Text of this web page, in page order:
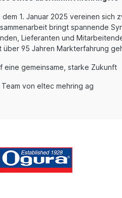
dem 1. Januar 2025 vereinen sich
bringt spannende
Lieferanten und
über 95 Jahren Markterfahrung
eine gemeinsame, starke Zukunft
Team von eltec mehring ag